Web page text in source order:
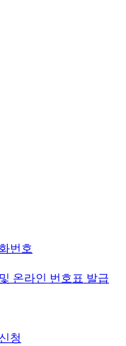
번호
온라인 번호표 발급
청